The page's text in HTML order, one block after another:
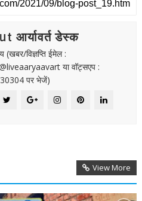
आर्यावर्त डेस्क
(खबर/विज्ञप्ति ईमेल :
या वॉट्सएप :
पर भेजें)
View More